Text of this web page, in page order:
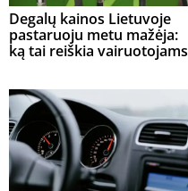
Degalų kainos Lietuvoje
pastaruoju metu mažėja:
ką tai reiškia vairuotojams